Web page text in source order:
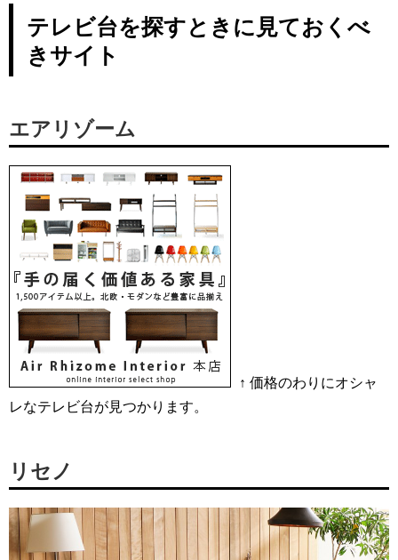
テレビ台を探すときに見ておくべ
きサイト
エアリゾーム
↑ 価格のわりにオシャ
レなテレビ台が見つかります。
リセノ